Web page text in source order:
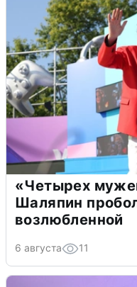
«Четырех
Шаляпин
возлюбленной
6 августа 11